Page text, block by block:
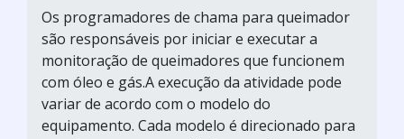
Os programadores de chama para queimador
são responsáveis por iniciar e executar a
monitoração de queimadores que funcionem
com óleo e gás.A execução da atividade pode
variar de acordo com o modelo do
equipamento. Cada modelo é direcionado para